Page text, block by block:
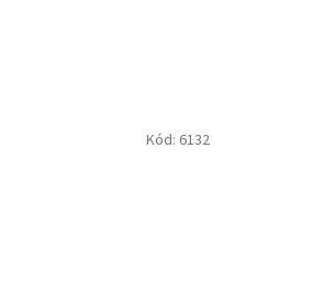
Kód: 6132